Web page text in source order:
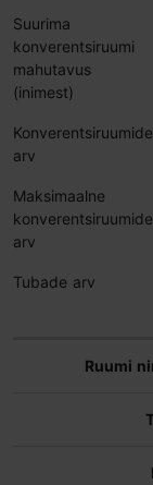
Suurima
konverentsiruumi
mahutavus
(inimest)
Konverentsiruumide
arv
Maksimaalne
konverentsiruumide
arv
Tubade arv